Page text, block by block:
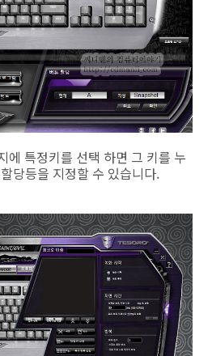
에 특정키를 선택 하면 그 키를 누
당등을 지정할 수 있습니다.